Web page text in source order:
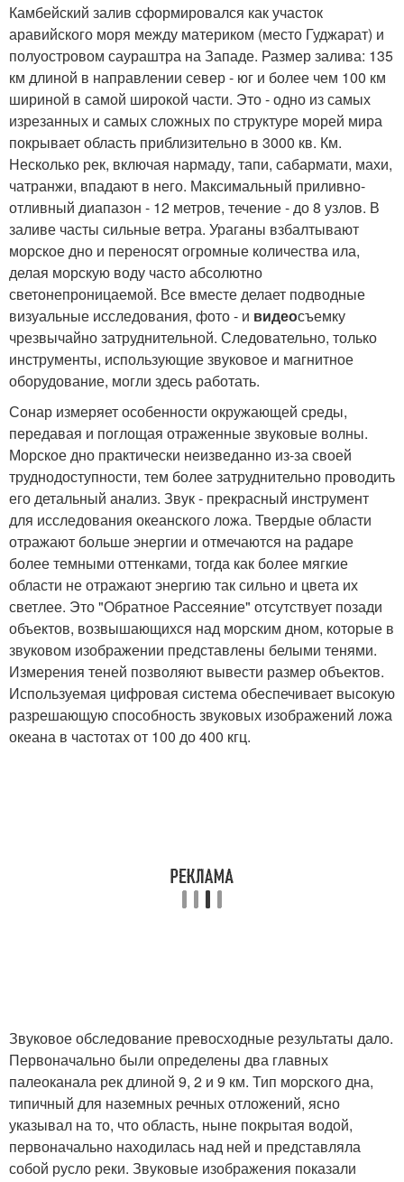
Камбейский залив сформировался как участок
аравийского моря между материком (место Гуджарат) и
полуостровом саураштра на Западе. Размер залива: 135
км длиной в направлении север - юг и более чем 100 км
шириной в самой широкой части. Это - одно из самых
изрезанных и самых сложных по структуре морей мира
покрывает область приблизительно в 3000 кв. Км.
Несколько рек, включая нармаду, тапи, сабармати, махи,
чатранжи, впадают в него. Максимальный приливно-
отливный диапазон - 12 метров, течение - до 8 узлов. В
заливе часты сильные ветра. Ураганы взбалтывают
морское дно и переносят огромные количества ила,
делая морскую воду часто абсолютно
светонепроницаемой. Все вместе делает подводные
визуальные исследования, фото - и видеосъемку
чрезвычайно затруднительной. Следовательно, только
инструменты, использующие звуковое и магнитное
оборудование, могли здесь работать.
Сонар измеряет особенности окружающей среды,
передавая и поглощая отраженные звуковые волны.
Морское дно практически неизведанно из-за своей
труднодоступности, тем более затруднительно проводить
его детальный анализ. Звук - прекрасный инструмент
для исследования океанского ложа. Твердые области
отражают больше энергии и отмечаются на радаре
более темными оттенками, тогда как более мягкие
области не отражают энергию так сильно и цвета их
светлее. Это "Обратное Рассеяние" отсутствует позади
объектов, возвышающихся над морским дном, которые в
звуковом изображении представлены белыми тенями.
Измерения теней позволяют вывести размер объектов.
Используемая цифровая система обеспечивает высокую
разрешающую способность звуковых изображений ложа
океана в частотах от 100 до 400 кгц.
Звуковое обследование превосходные результаты дало.
Первоначально были определены два главных
палеоканала рек длиной 9, 2 и 9 км. Тип морского дна,
типичный для наземных речных отложений, ясно
указывал на то, что область, ныне покрытая водой,
первоначально находилась над ней и представляла
собой русло реки. Звуковые изображения показали